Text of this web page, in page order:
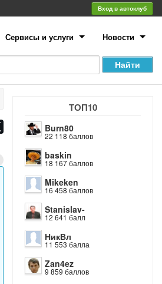
Вход в автоклуб
Сервисы и услуги Новости
ТОП10
Burn80
22 118 баллов
baskin
18 167 баллов
Mikeken
16 458 баллов
Stanislav-
12 641 балл
НикВл
11 553 балла
Zan4ez
9 859 баллов